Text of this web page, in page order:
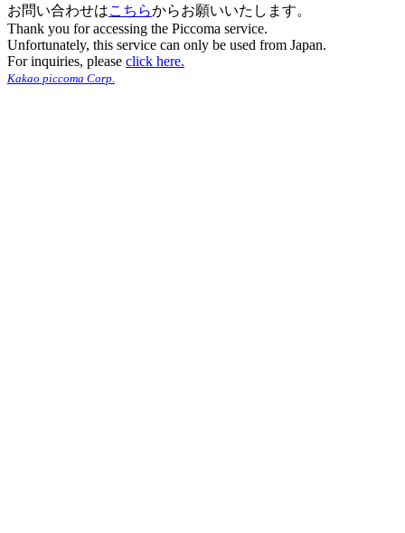
お問い合わせはこちらからお願いいたします。
Thank you for accessing the Piccoma service.
Unfortunately, this service can only be used from Japan.
For inquiries, please click here.
Kakao piccoma Corp.